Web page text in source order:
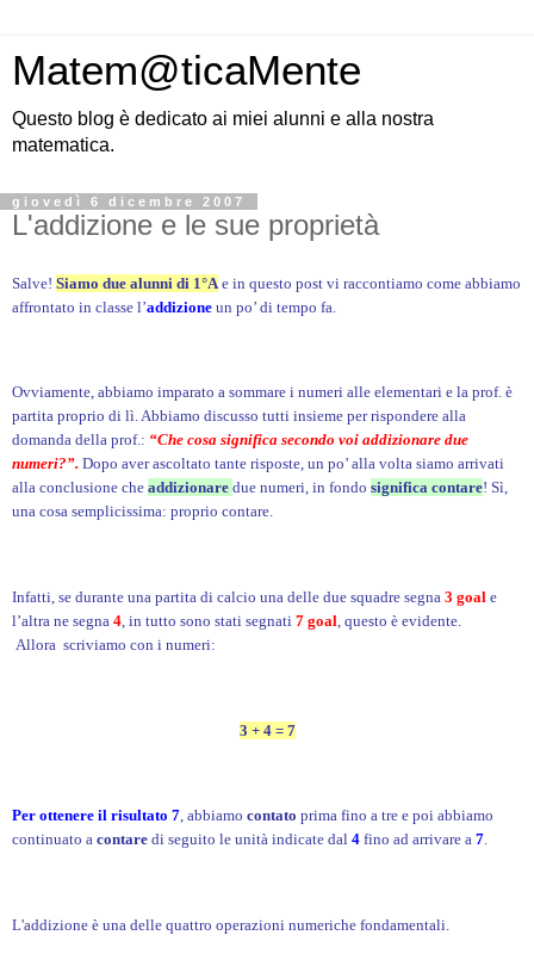
Matem@ticaMente
Questo blog è dedicato ai miei alunni e alla nostra
matematica.
giovedì 6 dicembre 2007
L'addizione e le sue proprietà
Salve! Siamo due alunni di 1°A e in questo post vi raccontiamo come abbiamo
affrontato in classe l’addizione un po’ di tempo fa.
Ovviamente, abbiamo imparato a sommare i numeri alle elementari e la prof. è
partita proprio di lì. Abbiamo discusso tutti insieme per rispondere alla
domanda della prof.: “Che cosa significa secondo voi addizionare due
numeri?”. Dopo aver ascoltato tante risposte, un po’ alla volta siamo arrivati
alla conclusione che addizionare due numeri, in fondo significa contare! Sì,
una cosa semplicissima: proprio contare.
Infatti, se durante una partita di calcio una delle due squadre segna 3 goal e
l’altra ne segna 4, in tutto sono stati segnati 7 goal, questo è evidente.
Allora scriviamo con i numeri:
3 + 4 = 7
Per ottenere il risultato 7, abbiamo contato prima fino a tre e poi abbiamo
continuato a contare di seguito le unità indicate dal 4 fino ad arrivare a 7.
L'addizione è una delle quattro operazioni numeriche fondamentali.